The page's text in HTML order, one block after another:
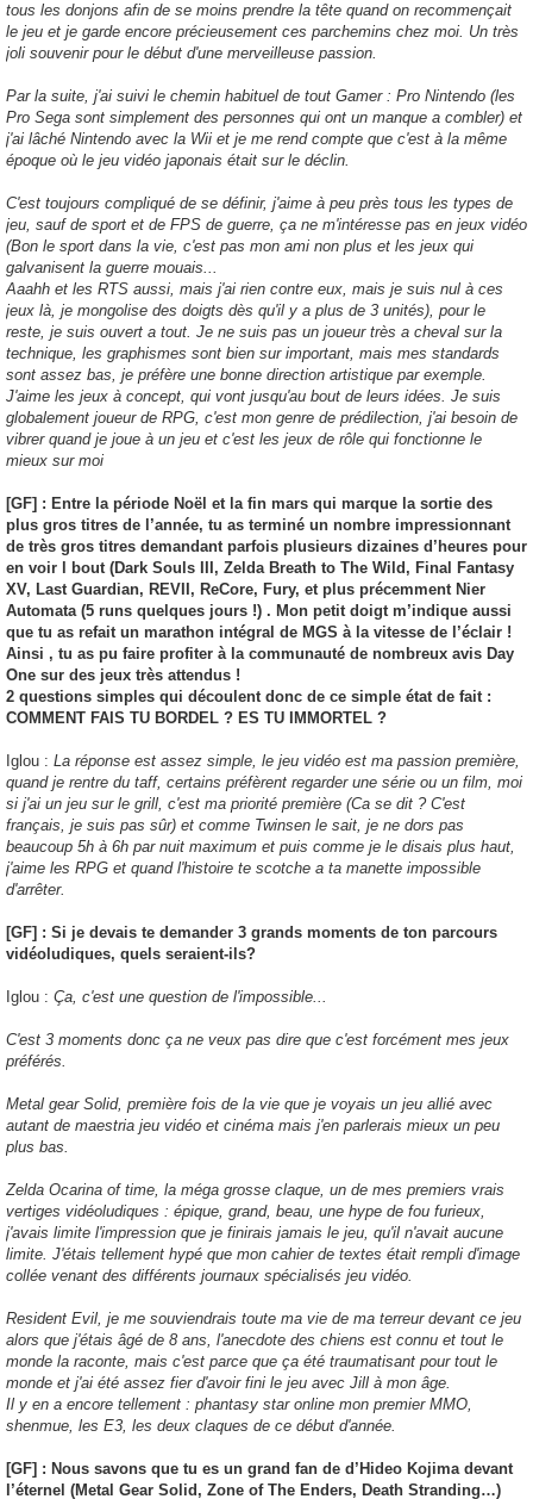
tous les donjons afin de se moins prendre la tête quand on recommençait
le jeu et je garde encore précieusement ces parchemins chez moi. Un très
joli souvenir pour le début d'une merveilleuse passion.
Par la suite, j'ai suivi le chemin habituel de tout Gamer : Pro Nintendo (les
Pro Sega sont simplement des personnes qui ont un manque a combler) et
j'ai lâché Nintendo avec la Wii et je me rend compte que c'est à la même
époque où le jeu vidéo japonais était sur le déclin.
C'est toujours compliqué de se définir, j'aime à peu près tous les types de
jeu, sauf de sport et de FPS de guerre, ça ne m'intéresse pas en jeux vidéo
(Bon le sport dans la vie, c'est pas mon ami non plus et les jeux qui
galvanisent la guerre mouais...
Aaahh et les RTS aussi, mais j'ai rien contre eux, mais je suis nul à ces
jeux là, je mongolise des doigts dès qu'il y a plus de 3 unités), pour le
reste, je suis ouvert a tout. Je ne suis pas un joueur très a cheval sur la
technique, les graphismes sont bien sur important, mais mes standards
sont assez bas, je préfère une bonne direction artistique par exemple.
J'aime les jeux à concept, qui vont jusqu'au bout de leurs idées. Je suis
globalement joueur de RPG, c'est mon genre de prédilection, j'ai besoin de
vibrer quand je joue à un jeu et c'est les jeux de rôle qui fonctionne le
mieux sur moi
[GF] : Entre la période Noël et la fin mars qui marque la sortie des
plus gros titres de l’année, tu as terminé un nombre impressionnant
de très gros titres demandant parfois plusieurs dizaines d’heures pour
en voir l bout (Dark Souls III, Zelda Breath to The Wild, Final Fantasy
XV, Last Guardian, REVII, ReCore, Fury, et plus précemment Nier
Automata (5 runs quelques jours !) . Mon petit doigt m’indique aussi
que tu as refait un marathon intégral de MGS à la vitesse de l’éclair !
Ainsi , tu as pu faire profiter à la communauté de nombreux avis Day
One sur des jeux très attendus !
2 questions simples qui découlent donc de ce simple état de fait :
COMMENT FAIS TU BORDEL ? ES TU IMMORTEL ?
Iglou : La réponse est assez simple, le jeu vidéo est ma passion première,
quand je rentre du taff, certains préfèrent regarder une série ou un film, moi
si j'ai un jeu sur le grill, c'est ma priorité première (Ca se dit ? C'est
français, je suis pas sûr) et comme Twinsen le sait, je ne dors pas
beaucoup 5h à 6h par nuit maximum et puis comme je le disais plus haut,
j'aime les RPG et quand l'histoire te scotche a ta manette impossible
d'arrêter.
[GF] : Si je devais te demander 3 grands moments de ton parcours
vidéoludiques, quels seraient-ils?
Iglou : Ça, c'est une question de l'impossible...
C'est 3 moments donc ça ne veux pas dire que c'est forcément mes jeux
préférés.
Metal gear Solid, première fois de la vie que je voyais un jeu allié avec
autant de maestria jeu vidéo et cinéma mais j'en parlerais mieux un peu
plus bas.
Zelda Ocarina of time, la méga grosse claque, un de mes premiers vrais
vertiges vidéoludiques : épique, grand, beau, une hype de fou furieux,
j'avais limite l'impression que je finirais jamais le jeu, qu'il n'avait aucune
limite. J'étais tellement hypé que mon cahier de textes était rempli d'image
collée venant des différents journaux spécialisés jeu vidéo.
Resident Evil, je me souviendrais toute ma vie de ma terreur devant ce jeu
alors que j'étais âgé de 8 ans, l'anecdote des chiens est connu et tout le
monde la raconte, mais c'est parce que ça été traumatisant pour tout le
monde et j'ai été assez fier d'avoir fini le jeu avec Jill à mon âge.
Il y en a encore tellement : phantasy star online mon premier MMO,
shenmue, les E3, les deux claques de ce début d'année.
[GF] : Nous savons que tu es un grand fan de d’Hideo Kojima devant
l’éternel (Metal Gear Solid, Zone of The Enders, Death Stranding…)